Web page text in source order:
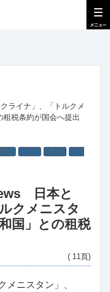
ライナ」、「トルクメ
税条約が国会へ提出
開 所得税 法人税 源泉
日本と
クメニスタ
国」との租税
( 11頁)
メニスタン」、